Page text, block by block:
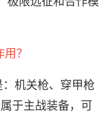
？
机关枪、穿甲枪
于主战装备，可